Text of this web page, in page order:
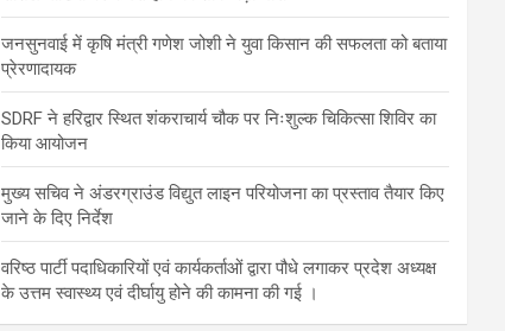
जनसुनवाई में कृषि मंत्री गणेश जोशी ने युवा किसान की सफलता को बताया
प्रेरणादायक
SDRF ने हरिद्वार स्थित शंकराचार्य चौक पर निःशुल्क चिकित्सा शिविर का
किया आयोजन
मुख्य सचिव ने अंडरग्राउंड विद्युत लाइन परियोजना का प्रस्ताव तैयार किए
जाने के दिए निर्देश
वरिष्ठ पार्टी पदाधिकारियों एवं कार्यकर्ताओं द्वारा पौधे लगाकर प्रदेश अध्यक्ष
के उत्तम स्वास्थ्य एवं दीर्घायु होने की कामना की गई ।